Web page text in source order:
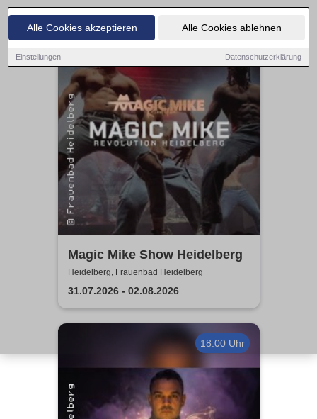
Alle Cookies akzeptieren Alle Cookies ablehnen
Einstellungen Datenschutzerklärung
19:15 Uhr
Magic Mike Show Heidelberg
Heidelberg, Frauenbad Heidelberg
31.07.2026 - 02.08.2026
18:00 Uhr